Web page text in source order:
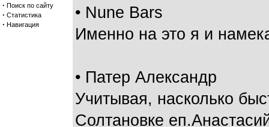
· Поиск по сайту
· Статистика
· Навигация
• Nune Bars
Именно на это я и
• Патер Александр
Учитывая, насколько
Солтановке